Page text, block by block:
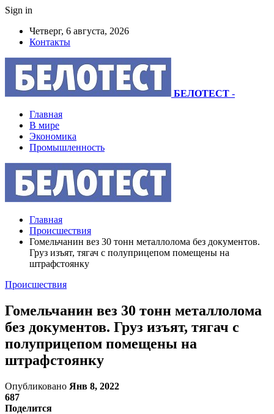
Sign in
Четверг, 6 августа, 2026
Контакты
БЕЛОТЕСТ -
Главная
В мире
Экономика
Промышленность
Главная
Происшествия
Гомельчанин вез 30 тонн металлолома без документов.
Груз изъят, тягач с полуприцепом помещены на
штрафстоянку
Происшествия
Гомельчанин вез 30 тонн металлолома
без документов. Груз изъят, тягач с
полуприцепом помещены на
штрафстоянку
Опубликовано Янв 8, 2022
687
Поделится